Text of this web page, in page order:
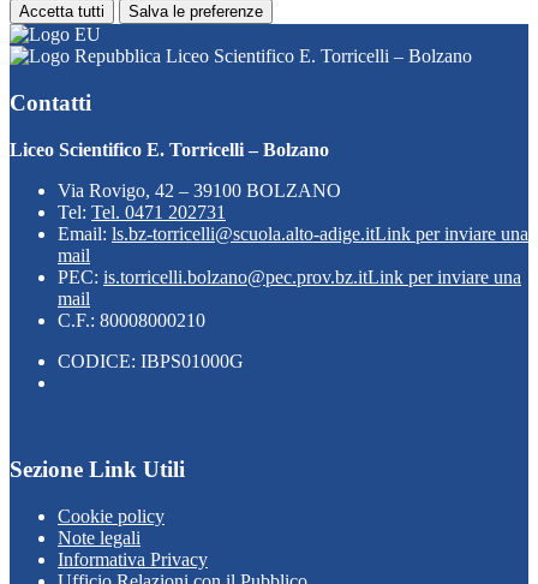
Accetta tutti Salva le preferenze
Liceo Scientifico E. Torricelli – Bolzano
Contatti
Liceo Scientifico E. Torricelli – Bolzano
Via Rovigo, 42 – 39100 BOLZANO
Tel: Tel. 0471 202731
Email: ls.bz-torricelli@scuola.alto-adige.itLink per inviare una
mail
PEC: is.torricelli.bolzano@pec.prov.bz.itLink per inviare una
mail
C.F.: 80008000210
CODICE: IBPS01000G
Sezione Link Utili
Cookie policy
Note legali
Informativa Privacy